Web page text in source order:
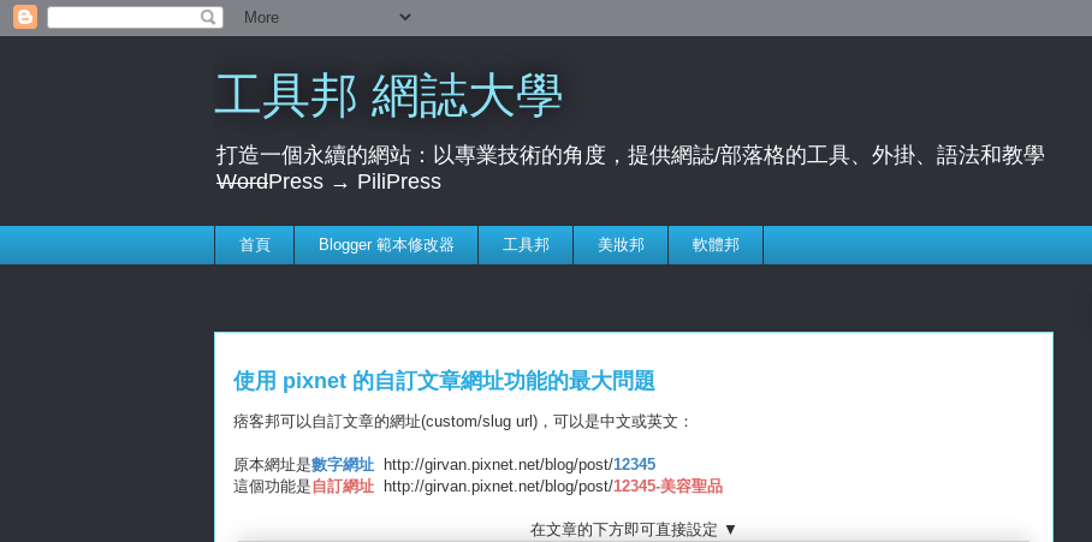
工具邦 網誌大學
打造一個永續的網站：以專業技術的角度，提供網誌/部落格的工具、外掛、語法和教學
WordPress → PiliPress
首頁 Blogger 範本修改器 工具邦 美妝邦 軟體邦
使用 pixnet 的自訂文章網址功能的最大問題
痞客邦可以自訂文章的網址(custom/slug url)，可以是中文或英文：
原本網址是數字網址 http://girvan.pixnet.net/blog/post/12345
這個功能是自訂網址 http://girvan.pixnet.net/blog/post/12345-美容聖品
在文章的下方即可直接設定 ▼